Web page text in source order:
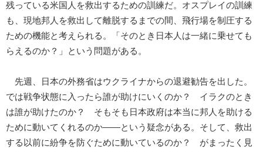
残っている米国人を救出するための訓練だ。オスプレイの訓練
も、現地邦人を救出して離脱するまでの間、飛行場を制圧する
ための機能と考えられる。「そのとき日本人は一緒に乗せても
らえるのか？」という問題がある。
先週、日本の外務省はウクライナからの退避勧告を出した。
では戦争状態に入ったら誰が助けにいくのか？ イラクのとき
は誰が助けたのか？ そもそも日本政府は本当に邦人を助ける
ために動いてくれるのか――という疑念がある。そして、救出
する以前に紛争を防ぐために動いているのか？ がまったく見